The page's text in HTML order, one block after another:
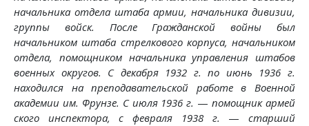
начальника отдела штаба армии, начальника дивизии,
группы войск. После Граждан­ской войны был
начальником штаба стрелкового корпуса, начальником
отдела, помощником начальника управле­ния штабов
военных округов. С декабря 1932 г. по июнь 1936 г.
находился на преподавательской работе в Военной
академии им. Фрунзе. С июля 1936 г. —помощник армей­
ского инспектора, с февраля 1938 г. —старший